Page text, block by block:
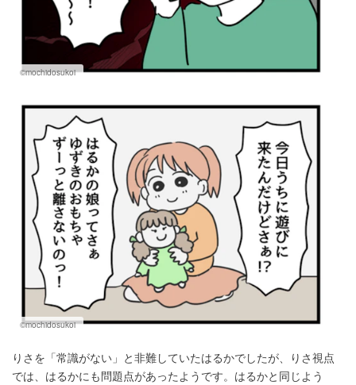
©mochidosukoi
©mochidosukoi
りさを「常識がない」と非難していたはるかでしたが、りさ視点
では、はるかにも問題点があったようです。はるかと同じよう